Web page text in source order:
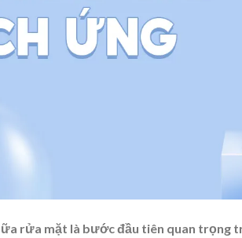
rửa mặt là bước đầu tiên quan trọng